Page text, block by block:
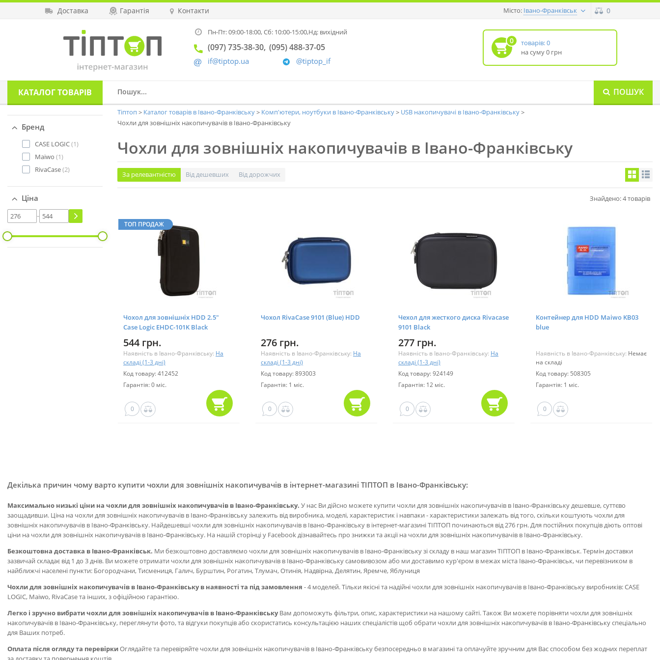
Доставка Гарантія Контакти Місто: Івано-Франківськ 0
Пн-Пт: 09:00-18:00,Сб: 10:00-15:00,Нд: вихідний
(097) 735-38-30 (095) 488-37-05
@tiptop_if
if@tiptop.ua
0
товарів: 0
на суму 0 грн
КАТАЛОГТОВАРІВ ПОШУК
Бренд
CASE LOGIC(1)
Maiwo (1)
RivaCase(2)
Ціна
-
Тіптоп Каталог товарів в Івано-Франківську Комп'ютери, ноутбуки в Івано-Франківську
USB накопичувачі в Івано-Франківську
Чохли для зовнішніх накопичувачів в Івано-Франківську
Чохли для зовнішніх накопичувачів в Івано-Франківську
За релевантністю Від дешевших Від дорожчих
Знайдено: 4 товарів
ТОП ПРОДАЖ
Чохол для зовнішніх HDD 2.5"
Case Logic EHDC-101K Black
544 грн.
Наявність в Івано-Франківську: На
складі (1-3 дні)
Код товару: 412452
Гарантія: 0 міс.
0
Чохол RivaCase 9101 (Blue) HDD
276 грн.
Наявність в Івано-Франківську: На
складі (1-3 дні)
Код товару: 893003
Гарантія: 1 міс.
0
Чехол для жесткого диска Rivacase
9101 Black
277 грн.
Наявність в Івано-Франківську: На
складі (1-3 дні)
Код товару: 924149
Гарантія: 12 міс.
0
Контейнер для HDD Maiwo KB03
blue
Наявність в Івано-Франківську: Немає
на складі
Код товару: 508305
Гарантія: 1 міс.
0
Декілька причин чому варто купити чохли для зовнішніх накопичувачів в інтернет-магазині ТІПТОП в Івано-Франківську:
Максимально низькі ціни на чохли для зовнішніх накопичувачів в Івано-Франківську. У нас Ви дійсно можете купити чохли для зовнішніх накопичувачів в Івано-Франківську дешевше, суттєво
заощадивши. Ціна на чохли для зовнішніх накопичувачів в Івано-Франківську залежить від виробника, моделі, характеристик і навпаки - характеристики залежать від того, скільки коштують чохли для
зовнішніх накопичувачів в Івано-Франківську. Найдешевші чохли для зовнішніх накопичувачів в Івано-Франківську в інтернет-магазині ТІПТОП починаються від 276 грн. Для постійних покупців діють оптові
ціни на чохли для зовнішніх накопичувачів в Івано-Франківську. На нашій сторінці у Facebook дізнавайтесь про знижки та акції на чохли для зовнішніх накопичувачів в Івано-Франківську.
Безкоштовна доставка в Івано-Франківськ. Ми безкоштовно доставляємо чохли для зовнішніх накопичувачів в Івано-Франківську зі складу в наш магазин ТІПТОП в Івано-Франківськ. Термін доставки
зазвичай складає від 1 до 3 днів. Ви можете отримати чохли для зовнішніх накопичувачів в Івано-Франківську самовивозом або ми доставимо кур'єром в межах міста Івано-Франківськ, чи перевізником в
найближчі населені пункти: Богородчани, Тисмениця, Галич, Бурштин, Рогатин, Тлумач, Отинія, Надвірна, Делятин, Яремче, Яблуниця
Чохли для зовнішніх накопичувачів в Івано-Франківську в наявності та під замовлення - 4 моделей. Тільки якісні та надійні чохли для зовнішніх накопичувачів в Івано-Франківську виробників: CASE
LOGIC, Maiwo, RivaCase та інших, з офіційною гарантією.
Легко і зручно вибрати чохли для зовнішніх накопичувачів в Івано-ФранківськуВам допоможуть фільтри, опис, характеристики на нашому сайті. Також Ви можете порівняти чохли для зовнішніх
накопичувачів в Івано-Франківську, переглянути фото, та відгуки покупців або скористатись консультацією наших спеціалістів щоб обрати чохли для зовнішніх накопичувачів в Івано-Франківську спеціально
для Ваших потреб.
Оплата після огляду та перевіркиОглядайте та перевіряйте чохли для зовнішніх накопичувачів в Івано-Франківську безпосередньо в магазині та оплачуйте зручним для Вас способом без жодних переплат